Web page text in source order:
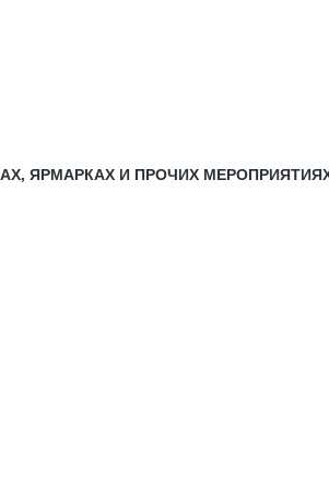
ЯРМАРКАХ И ПРОЧИХ